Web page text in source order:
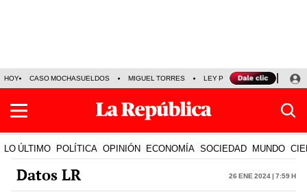
HOY CASO MOCHASUELDOS MIGUEL TORRES LEY PULPÍN PRECIO DEL
LO ÚLTIMO POLÍTICA OPINIÓN ECONOMÍA SOCIEDAD MUNDO
Datos LR 26 Ene 2024 | 7:59 h